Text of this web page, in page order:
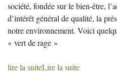
société, fondée sur le bien-être,
d’intérêt général de qualité, la
notre environnement. Voici
« vert de rage »
lire la suiteLire la suite